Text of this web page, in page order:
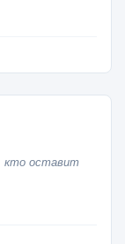
кто оставит